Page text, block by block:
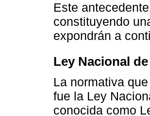
Este
constituyendo
expondrán a
Ley Nacional
La normativa
fue la Ley
conocida como